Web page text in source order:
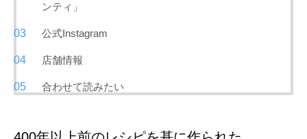
ンティ」
公式Instagram
店舗情報
合わせて読みたい